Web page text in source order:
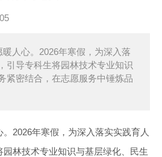
人心。2026年寒假，为深入落
引导专科生将园林技术专业知识
紧密结合，在志愿服务中锤炼品
2026年寒假，为深入落实实践育人
林技术专业知识与基层绿化、民生